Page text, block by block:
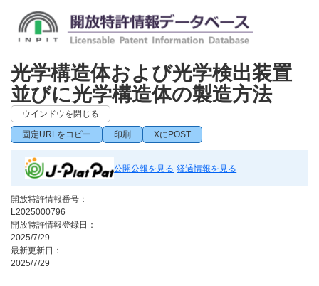
光学構造体および光学検出装置
並びに光学構造体の製造方法
ウインドウを閉じる
固定URLをコピー 印刷 XにPOST
公開公報を見る 経過情報を見る
開放特許情報番号：
L2025000796
開放特許情報登録日：
2025/7/29
最新更新日：
2025/7/29